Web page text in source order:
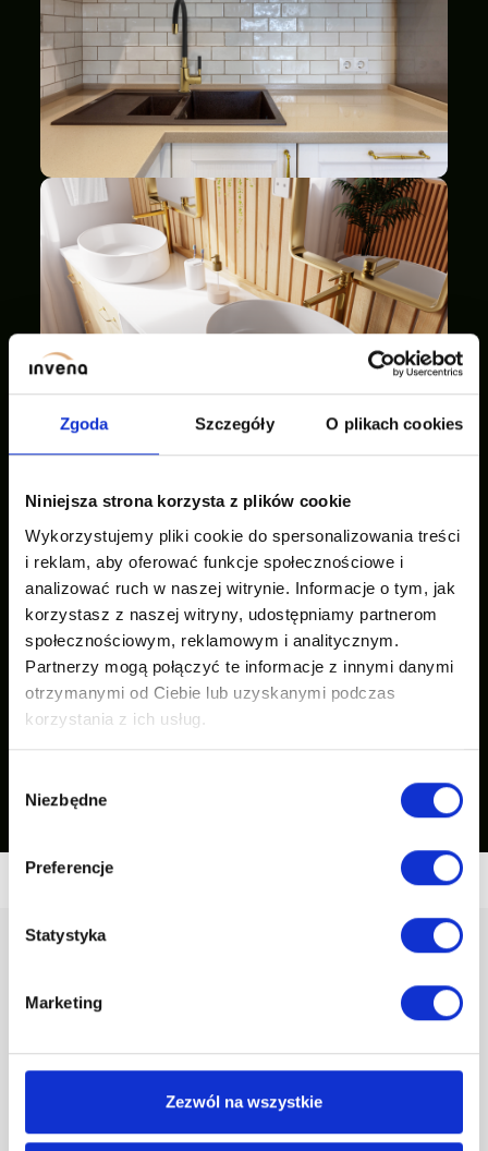
Zgoda Szczegóły O plikach cookies
Niniejsza strona korzysta z plików cookie
Wykorzystujemy pliki cookie do spersonalizowania treści
i reklam, aby oferować funkcje społecznościowe i
analizować ruch w naszej witrynie. Informacje o tym, jak
korzystasz z naszej witryny, udostępniamy partnerom
społecznościowym, reklamowym i analitycznym.
Partnerzy mogą połączyć te informacje z innymi danymi
otrzymanymi od Ciebie lub uzyskanymi podczas
korzystania z ich usług.
zgody
Niezbędne
Preferencje
Statystyka
Marketing
Zezwól na wszystkie
Pon - Pt (7:00 - 15:00)